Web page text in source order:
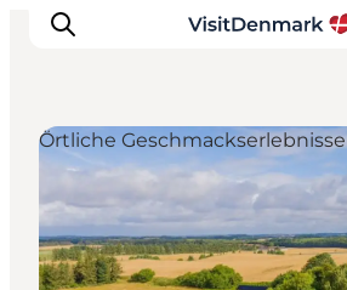
Inspiration
Regionen
Erlebnisse
Örtliche Geschmackserlebnisse